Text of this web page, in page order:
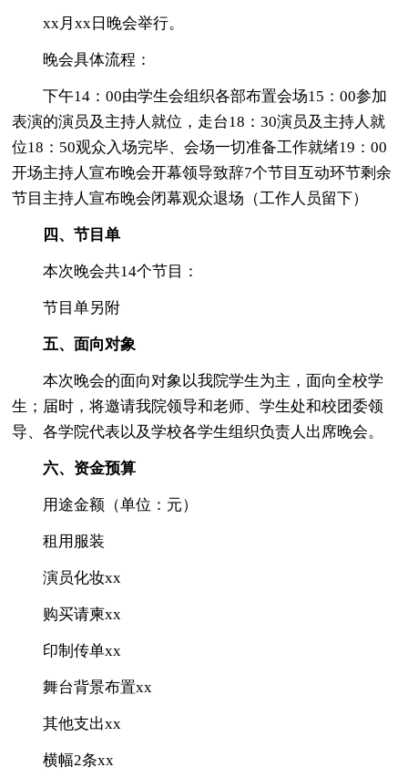
xx月xx日晚会举行。
晚会具体流程：
下午14：00由学生会组织各部布置会场15：00参加
表演的演员及主持人就位，走台18：30演员及主持人就
位18：50观众入场完毕、会场一切准备工作就绪19：00
开场主持人宣布晚会开幕领导致辞7个节目互动环节剩余
节目主持人宣布晚会闭幕观众退场（工作人员留下）
四、节目单
本次晚会共14个节目：
节目单另附
五、面向对象
本次晚会的面向对象以我院学生为主，面向全校学
生；届时，将邀请我院领导和老师、学生处和校团委领
导、各学院代表以及学校各学生组织负责人出席晚会。
六、资金预算
用途金额（单位：元）
租用服装
演员化妆xx
购买请柬xx
印制传单xx
舞台背景布置xx
其他支出xx
横幅2条xx